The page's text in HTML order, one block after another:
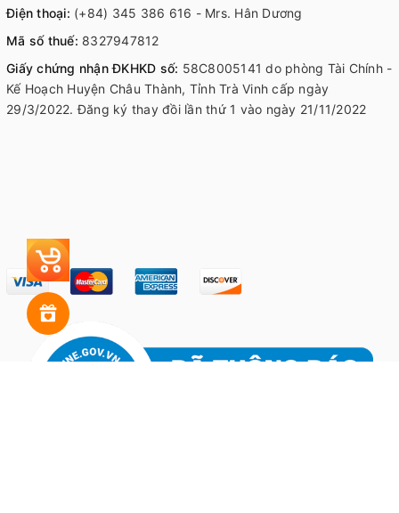
Điện thoại: (+84) 345 386 616 - Mrs. Hân Dương
Mã số thuế: 8327947812
Giấy chứng nhận ĐKHKD số: 58C8005141 do phòng Tài Chính -
Kế Hoạch Huyện Châu Thành, Tỉnh Trà Vinh cấp ngày
29/3/2022. Đăng ký thay đồi lần thứ 1 vào ngày 21/11/2022